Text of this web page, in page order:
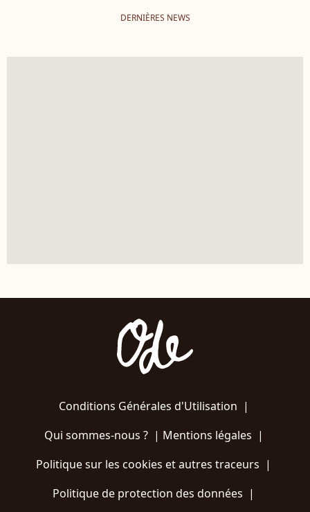
DERNIÈRES NEWS
Conditions Générales d'Utilisation |
Qui sommes-nous ?| Mentions légales |
Politique sur les cookies et autres traceurs |
Politique de protection des données |